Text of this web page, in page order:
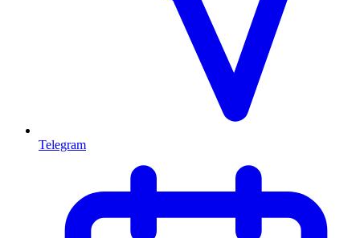
Telegram